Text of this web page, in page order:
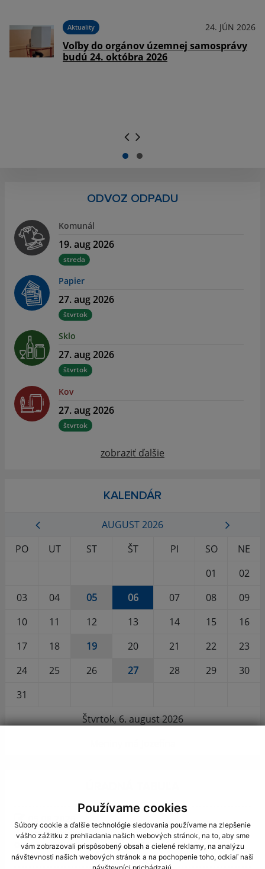
Používame cookies
Súbory cookie a ďalšie technológie sledovania používame na zlepšenie
vášho zážitku z prehliadania našich webových stránok, na to, aby sme
vám zobrazovali prispôsobený obsah a cielené reklamy, na analýzu
návštevnosti našich webových stránok a na pochopenie toho, odkiaľ naši
Aktuality 24. JÚN 2026
Voľby do orgánov územnej samosprávy
budú 24. októbra 2026
ODVOZ ODPADU
Komunál
19. aug 2026
streda
Papier
27. aug 2026
štvrtok
Sklo
27. aug 2026
štvrtok
Kov
27. aug 2026
štvrtok
zobraziť ďalšie
KALENDÁR
AUGUST 2026
PO
UT ST ŠT PI SO
NE
01
02
03
04 05 06 07 08
09
10
11 12 13 14 15
16
17
18 19 20 21 22
23
24
25 26 27 28 29
30
31
Štvrtok, 6. august 2026
Zverejnenie emailovej adresy na doručenie
oznámenia o delegovaní člena a náhradníka do
miestnej volebnej komisie